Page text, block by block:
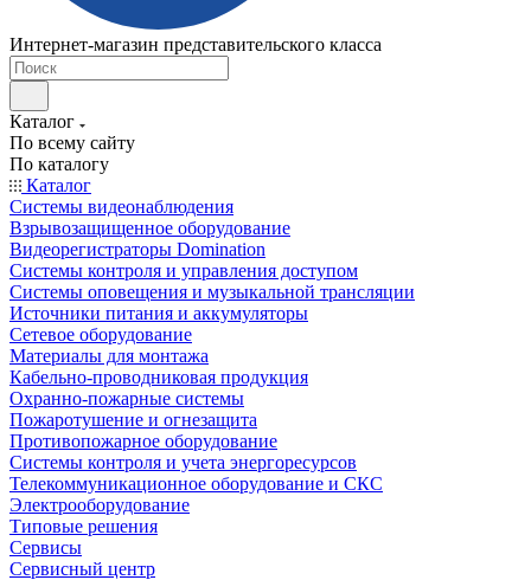
Интернет-магазин представительского класса
Каталог
По всему сайту
По каталогу
Каталог
Системы видеонаблюдения
Взрывозащищенное оборудование
Видеорегистраторы Domination
Системы контроля и управления доступом
Системы оповещения и музыкальной трансляции
Источники питания и аккумуляторы
Сетевое оборудование
Материалы для монтажа
Кабельно-проводниковая продукция
Охранно-пожарные системы
Пожаротушение и огнезащита
Противопожарное оборудование
Системы контроля и учета энергоресурсов
Телекоммуникационное оборудование и СКС
Электрооборудование
Типовые решения
Сервисы
Сервисный центр